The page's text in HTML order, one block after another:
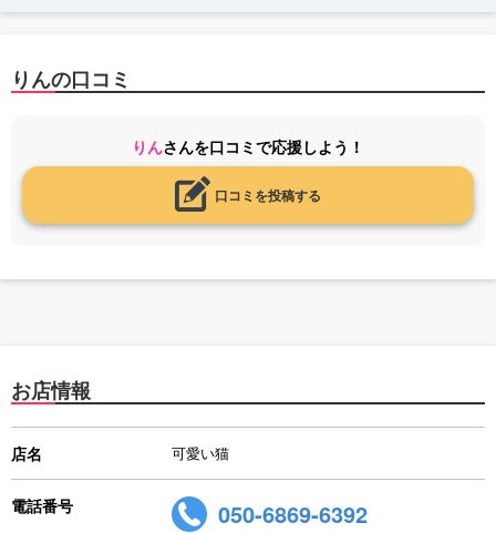
りんの口コミ
りんさんを口コミで応援しよう！
口コミを投稿する
お店情報
店名 可愛い猫
電話番号 050-6869-6392